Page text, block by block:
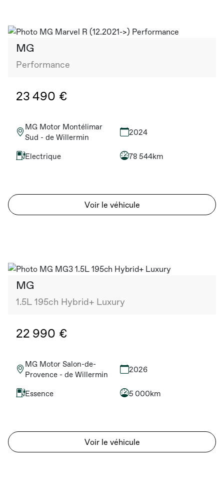
MG
Performance
23 490 €
MG Motor Montélimar
Sud - de Willermin
2024
Electrique 78 544km
Voir le véhicule
MG
1.5L 195ch Hybrid+ Luxury
22 990 €
MG Motor Salon-de-
Provence - de Willermin
2026
Essence 5 000km
Voir le véhicule